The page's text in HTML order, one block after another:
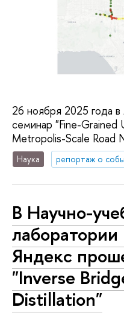
26 ноября 2025 года
семинар "Fine-Grained
Metropolis-Scale Road
Наука репортаж о
В Научно-
Яндекс
"Inverse
Distillation"